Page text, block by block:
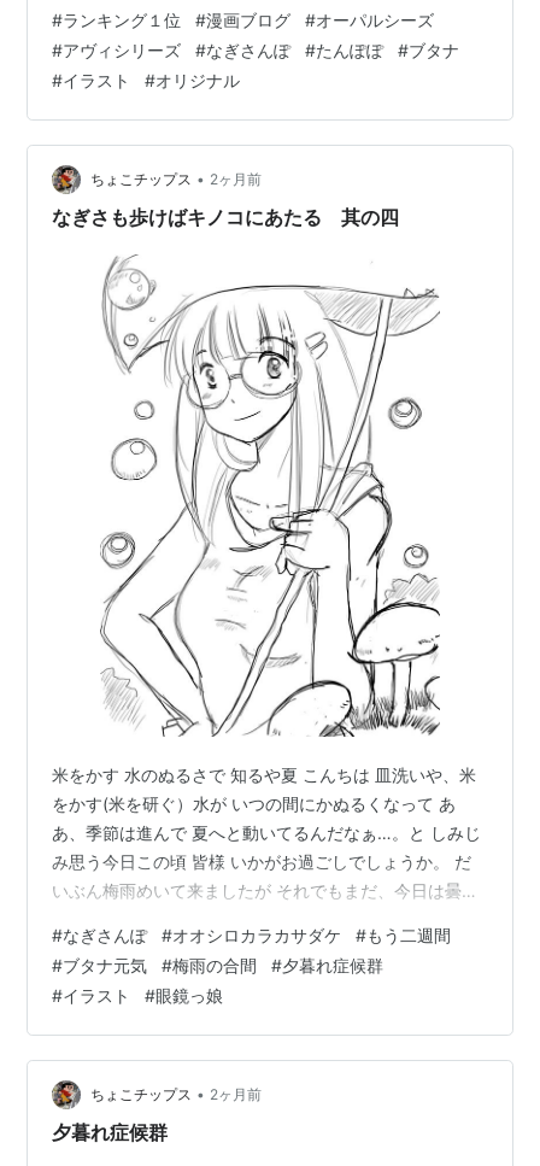
よねぇ。 有難う 御座いますm(_ _)m あまりにびっくりし
てイラストの用意が間に合わないわん またちゃんと描き
ますん過去画でお許しを chokkochips.hatenablog.jp
chokkochips.hatenablog.jp 漫画ブログのグループに入
ってるのに…
#ランキング１位 #漫画ブログ #オーパルシーズ
#アヴィシリーズ #なぎさんぽ #たんぽぽ #ブタナ
#イラスト #オリジナル
ちょこチップス • 2ヶ月前
なぎさも歩けばキノコにあたる 其の四
米をかす 水のぬるさで 知るや夏 こんちは 皿洗いや、米
をかす(米を研ぐ）水が いつの間にかぬるくなって あ
あ、季節は進んで 夏へと動いてるんだなぁ…。と しみじ
み思う今日この頃 皆様 いかがお過ごしでしょうか。 だ
いぶん梅雨めいて来ましたが それでもまだ、今日は曇り
がらず 時折 涼しい風が吹く そんな日でした。 そんなこ
んなで暮らして居るうちに なんという事でしょう 六月も
早、二週間。 明日は15日なので という事で 家の神棚の
榊を買いに 自転車（チャリくろ君でなく、2号君のも
の）で いつものバローへお買い物です。 今日のお庭のブ
タナさん …
#なぎさんぽ #オオシロカラカサダケ #もう二週間
#ブタナ元気 #梅雨の合間 #夕暮れ症候群
#イラスト #眼鏡っ娘
ちょこチップス • 2ヶ月前
夕暮れ症候群